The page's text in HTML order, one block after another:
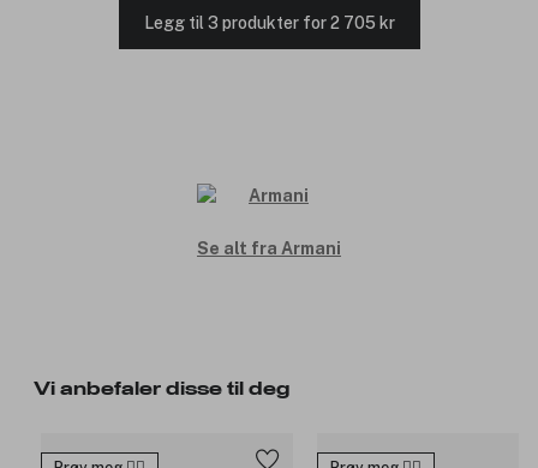
Legg til 3 produkter for 2 705 kr
Se alt fra Armani
Vi anbefaler disse til deg